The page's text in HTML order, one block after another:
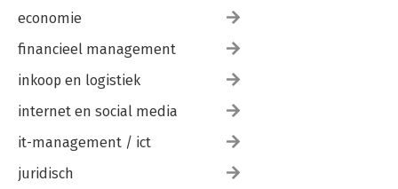
economie
financieel management
inkoop en logistiek
internet en social media
it-management / ict
juridisch